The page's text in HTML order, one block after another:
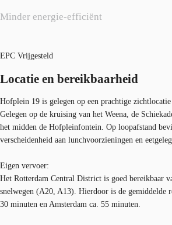
Minder energie-efficiënt
EPC Vrijgesteld
Locatie en bereikbaarheid
Hofplein 19 is gelegen op een prachtige
Gelegen op de kruising van het Weena, de
het midden de Hofpleinfontein. Op loopafstand
verscheidenheid aan lunchvoorzieningen en
Eigen vervoer:
Het Rotterdam Central District is goed bereikbaar
snelwegen (A20, A13). Hierdoor is de gemiddelde
30 minuten en Amsterdam ca. 55 minuten.